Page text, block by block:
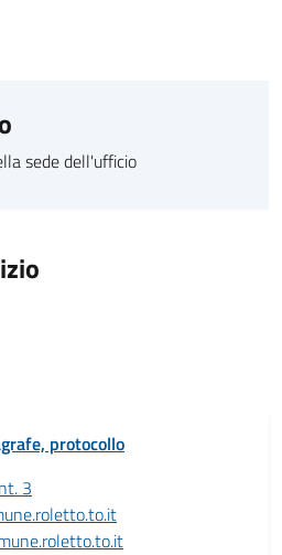
sede dell'ufficio
protocollo
3